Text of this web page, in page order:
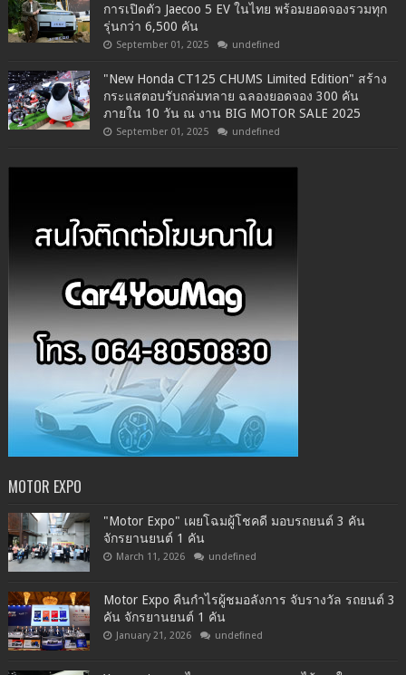
การเปิดตัว Jaecoo 5 EV ในไทย พร้อมยอดจองรวมทุก
รุ่นกว่า 6,500 คัน
September 01, 2025 undefined
"New Honda CT125 CHUMS Limited Edition" สร้าง
กระแสตอบรับถล่มทลาย ฉลองยอดจอง 300 คัน
ภายใน 10 วัน ณ งาน BIG MOTOR SALE 2025
September 01, 2025 undefined
MOTOR EXPO
"Motor Expo" เผยโฉมผู้โชคดี มอบรถยนต์ 3 คัน
จักรยานยนต์ 1 คัน
March 11, 2026 undefined
Motor Expo คืนกำไรผู้ชมอลังการ จับรางวัล รถยนต์ 3
คัน จักรยานยนต์ 1 คัน
January 21, 2026 undefined